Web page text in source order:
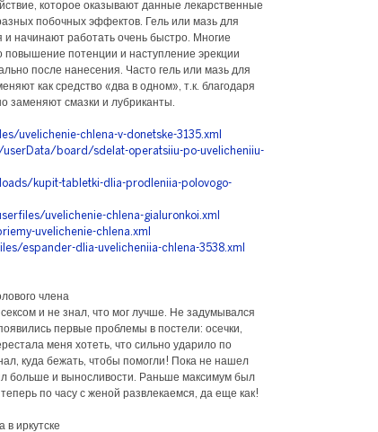
которое оказывают данные лекарственные
побочных эффектов. Гель или мазь для
и начинают работать очень быстро. Многие
повышение потенции и наступление эрекции
после нанесения. Часто гель или мазь для
как средство «два в одном», т.к. благодаря
заменяют смазки и лубриканты.
uvelichenie-chlena-v-donetske-3135.xml
board/sdelat-operatsiiu-po-uvelicheniiu-
kupit-tabletki-dlia-prodleniia-polovogo-
uvelichenie-chlena-gialuronkoi.xml
uvelichenie-chlena.xml
espander-dlia-uvelicheniia-chlena-3538.xml
члена
и не знал, что мог лучше. Не задумывался
первые проблемы в постели: осечки,
меня хотеть, что сильно ударило по
куда бежать, чтобы помогли! Пока не нашел
больше и выносливости. Раньше максимум был
по часу с женой развлекаемся, да еще как!
в иркутске